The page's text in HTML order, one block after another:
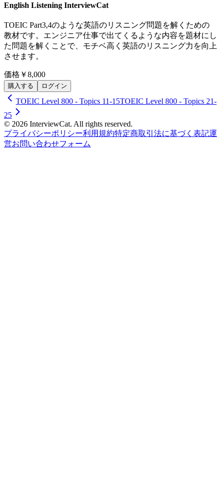
English Listening InterviewCat
TOEIC Part3,4のような英語のリスニング問題を解くための
教材です。エンジニア仕事で出てくるような内容を題材にし
た問題を解くことで、モチベ高く英語のリスニング力を向上
させます。
価格 ￥8,000
購入する ログイン
TOEIC Level 800 - Topics 11-15TOEIC Level 800 - Topics 21-
25
© 2026 InterviewCat. All rights reserved.
プライバシーポリシー利用規約特定商取引法に基づく表記運
営お問い合わせフォーム